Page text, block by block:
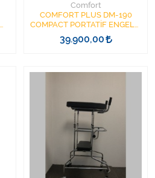
Comfort
COMFORT PLUS DM-190
COMPACT PORTATİF ENGELLİ
TRANSFER LİFTİ Y403
39.900,00